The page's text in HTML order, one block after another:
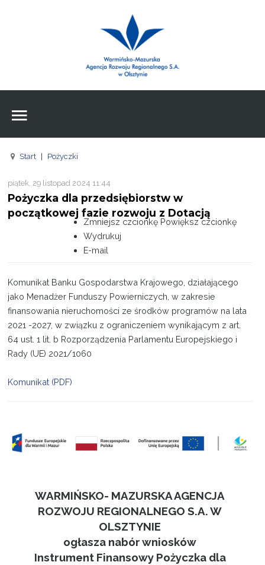
Agencja
FE
Pożyczki
Pożyczki
Projekty
Kontakt
Znajdźna stronie
Wpisz czego szukasz
Start Pożyczki
piątek, 29 listopad 2024 11:44
Pożyczka dla przedsiębiorstw w
początkowej fazie rozwoju z Dotacją
Zmniejsz czcionkę Powiększ czcionkę
Wydrukuj
E-mail
Komunikat Banku Gospodarstwa Krajowego, działającego
jako Menadżer Funduszy Powierniczych, w zakresie
finansowania nieruchomości ze środków programów na lata
2021 -2027, w związku z ograniczeniem wynikającym z art.
64 ust. 1 lit. b Rozporządzenia Parlamentu Europejskiego i
Rady (UE) 2021/1060
Komunikat (PDF)
WARMIŃSKO- MAZURSKA AGENCJA
ROZWOJU REGIONALNEGO S.A. W
OLSZTYNIE
ogłasza nabór wniosków
Instrument Finansowy Pożyczka dla